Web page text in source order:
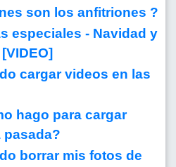
son los anfitriones ?
especiales - Navidad y
[VIDEO]
cargar videos en las
hago para cargar
pasada?
borrar mis fotos de